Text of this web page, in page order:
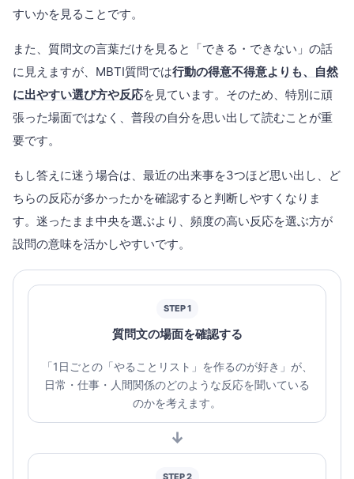
すいかを見ることです。
また、質問文の言葉だけを見ると「できる・できない」の話
に見えますが、MBTI質問では行動の得意不得意よりも、自然
に出やすい選び方や反応を見ています。そのため、特別に頑
張った場面ではなく、普段の自分を思い出して読むことが重
要です。
もし答えに迷う場合は、最近の出来事を3つほど思い出し、ど
ちらの反応が多かったかを確認すると判断しやすくなりま
す。迷ったまま中央を選ぶより、頻度の高い反応を選ぶ方が
設問の意味を活かしやすいです。
STEP 1
質問文の場面を確認する
「1日ごとの「やることリスト」を作るのが好き」が、
日常・仕事・人間関係のどのような反応を聞いている
のかを考えます。
↓